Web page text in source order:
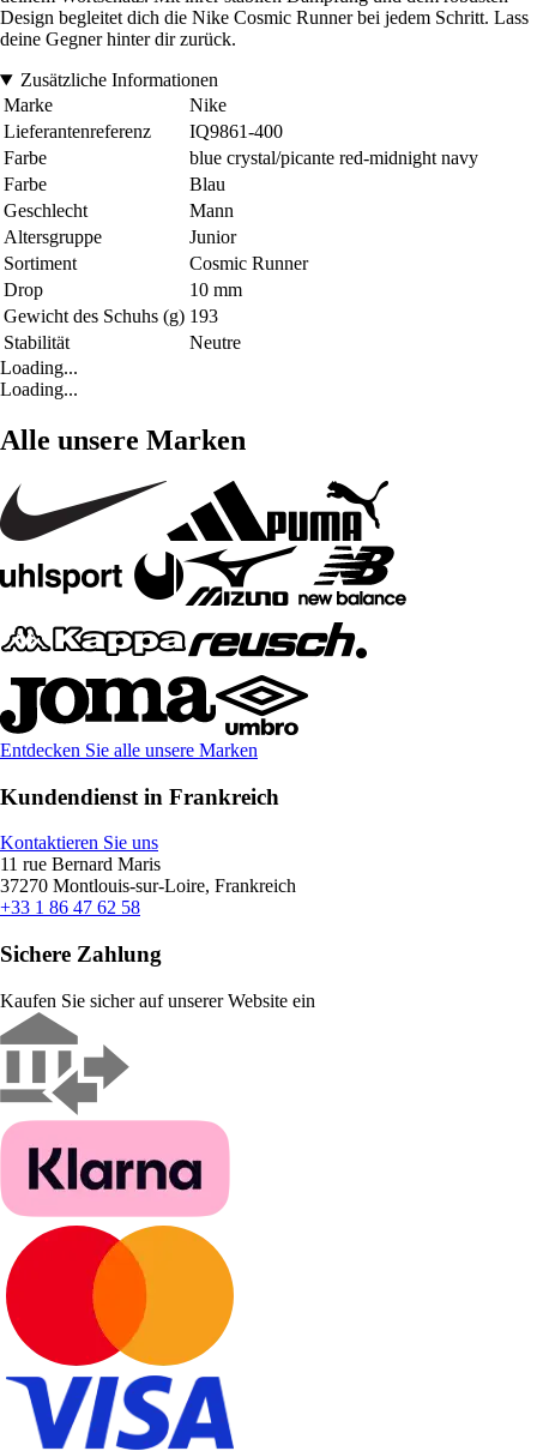
Design begleitet dich die Nike Cosmic Runner bei jedem Schritt. Lass
deine Gegner hinter dir zurück.
Zusätzliche Informationen
Marke
Nike
Lieferantenreferenz
IQ9861-400
Farbe
blue crystal/picante red-midnight navy
Farbe
Blau
Geschlecht
Mann
Altersgruppe
Junior
Sortiment
Cosmic Runner
Drop
10 mm
Gewicht des Schuhs (g) 193
Stabilität
Neutre
Loading...
Loading...
Alle unsere Marken
Entdecken Sie alle unsere Marken
Kundendienst in Frankreich
Kontaktieren Sie uns
11 rue Bernard Maris
37270 Montlouis-sur-Loire, Frankreich
+33 1 86 47 62 58
Sichere Zahlung
Kaufen Sie sicher auf unserer Website ein